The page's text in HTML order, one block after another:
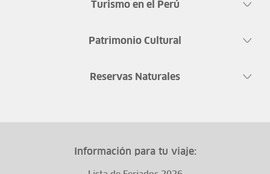
Turismo en el Perú
Patrimonio Cultural
Reservas Naturales
Información para tu viaje: